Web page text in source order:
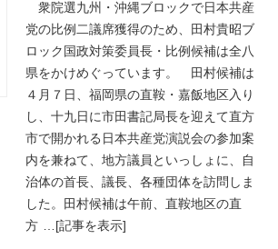
衆院選九州・沖縄ブロックで日本共産
党の比例二議席獲得のため、田村貴昭ブ
ロック国政対策委員長・比例候補は全八
県をかけめぐっています。 田村候補は
４月７日、福岡県の直鞍・嘉飯地区入り
し、十九日に市田書記局長を迎えて直方
市で開かれる日本共産党演説会の参加案
内を兼ねて、地方議員といっしょに、自
治体の首長、議長、各種団体を訪問しま
した。田村候補は午前、直鞍地区の直
方 … [記事を表示]